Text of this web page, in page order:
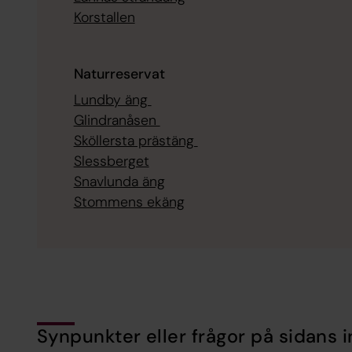
Korstallen
Naturreservat
Lundby äng
Glindranåsen
Sköllersta prästäng
Slessberget
Snavlunda äng
Stommens ekäng
Synpunkter eller frågor på sidans